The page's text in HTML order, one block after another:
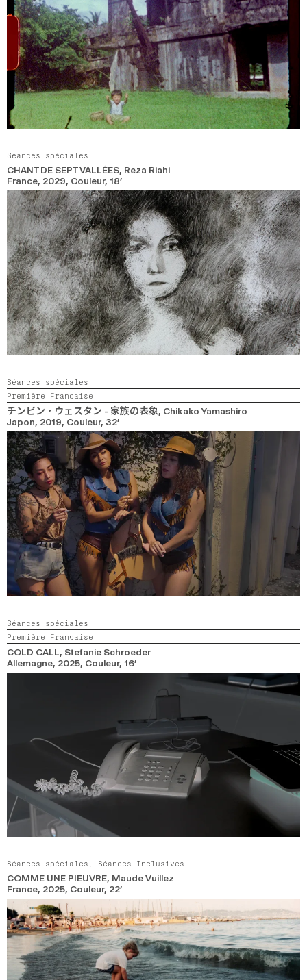
Séances spéciales
CHANT DE SEPT VALLÉES, Reza Riahi
France, 2029, Couleur, 18’
Séances spéciales
Première Francaise
チンビン・ウェスタン - 家族の表象, Chikako Yamashiro
Japon, 2019, Couleur, 32’
Séances spéciales
Première Française
COLD CALL, Stefanie Schroeder
Allemagne, 2025, Couleur, 16’
Séances spéciales, Séances Inclusives
COMME UNE PIEUVRE, Maude Vuillez
France, 2025, Couleur, 22’